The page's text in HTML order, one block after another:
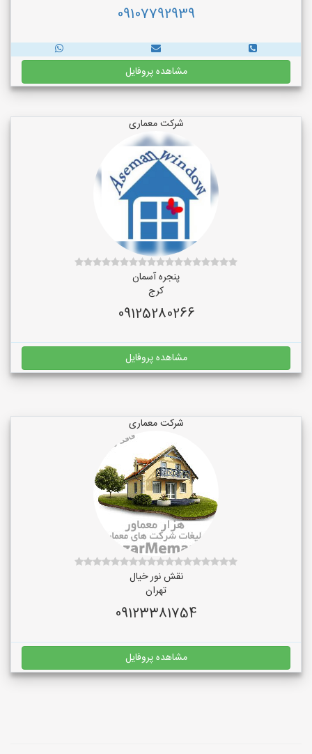
09107792939
مشاهده پروفایل
شرکت معماری
پنجره آسمان
کرج
09125280266
مشاهده پروفایل
شرکت معماری
نقش نور خیال
تهران
09123381754
مشاهده پروفایل